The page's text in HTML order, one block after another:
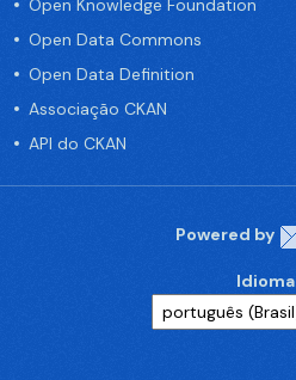
Open Knowledge Foundation
Open Data Commons
Open Data Definition
Associação CKAN
API do CKAN
Powered by
Idioma